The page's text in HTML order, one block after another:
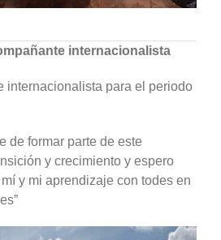
internacionalista
internacionalista para el periodo
de formar parte de este
y crecimiento y espero
y mi aprendizaje con todes en